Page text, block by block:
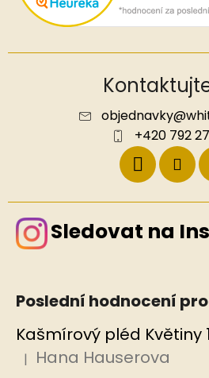
objednavky@
+420 792
Sledovat na
Poslední hodnocení
Hodnocení produktu je 5 z 5
| Hana Hauserova